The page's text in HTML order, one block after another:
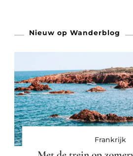
Nieuw op Wanderblog
Frankrijk